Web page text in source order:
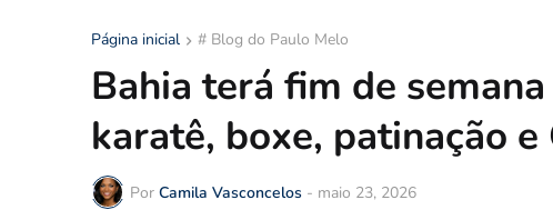
Página inicial # Blog do Paulo Melo
Bahia terá fim de
karatê, boxe, patinação e
Por Camila Vasconcelos - maio 23, 2026